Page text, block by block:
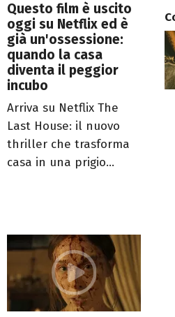
Questo film è uscito
oggi su Netflix ed è
già un'ossessione:
quando la casa
diventa il peggior
incubo
Arriva su Netflix The
Last House: il nuovo
thriller che trasforma
casa in una prigio...